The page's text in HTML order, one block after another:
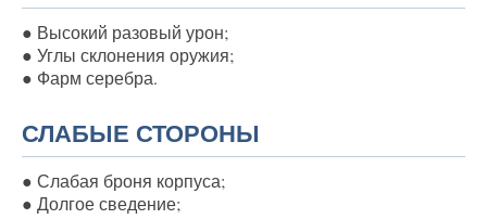
● Высокий разовый урон;
● Углы склонения оружия;
● Фарм серебра.
СЛАБЫЕ СТОРОНЫ
● Слабая броня корпуса;
● Долгое сведение;